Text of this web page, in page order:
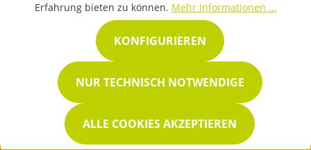
DETAILS
Erfahrung bieten zu können. Mehr Informationen ...
NUR TECHNISCH NOTWENDIGE
KONFIGURIEREN
ALLE COOKIES AKZEPTIEREN